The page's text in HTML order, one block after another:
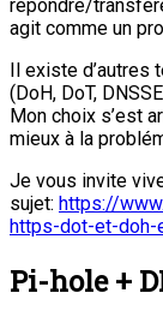
répondre/
agit comme un
Il existe
(DoH, DoT,
Mon choix s’est
mieux à la
Je vous invite
sujet: https://
https-dot-et-
Pi-hole +